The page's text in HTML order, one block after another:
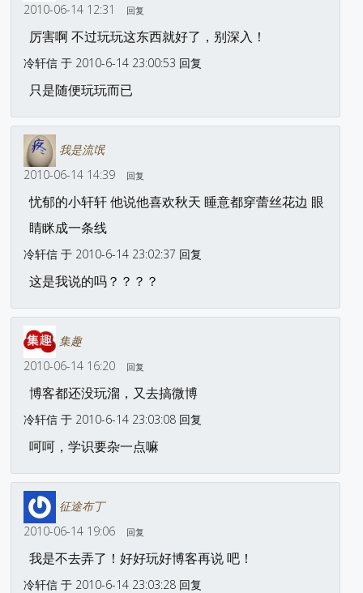
2010-06-14 12:31
回复
厉害啊 不过玩玩这东西就好了，别深入！
冷轩信 于 2010-6-14 23:00:53 回复
只是随便玩玩而已
我是流氓
2010-06-14 14:39
回复
忧郁的小轩轩 他说他喜欢秋天 睡意都穿蕾丝花边 眼
睛眯成一条线
冷轩信 于 2010-6-14 23:02:37 回复
这是我说的吗？？？？
集趣
2010-06-14 16:20
回复
博客都还没玩溜，又去搞微博
冷轩信 于 2010-6-14 23:03:08 回复
呵呵，学识要杂一点嘛
征途布丁
2010-06-14 19:06
回复
我是不去弄了！好好玩好博客再说 吧！
冷轩信 于 2010-6-14 23:03:28 回复